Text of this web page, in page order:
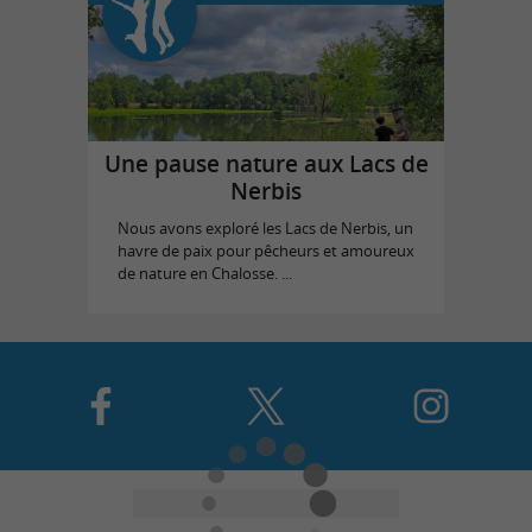
Une pause nature aux Lacs de
Nerbis
Nous avons exploré les Lacs de Nerbis, un
havre de paix pour pêcheurs et amoureux
de nature en Chalosse. ...